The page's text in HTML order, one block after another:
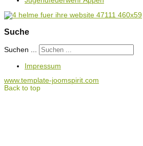
Suche
Suchen ...
Impressum
www.template-joomspirit.com
Back to top